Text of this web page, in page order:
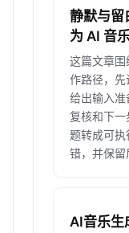
静默与留
为 AI 音
这篇文章
作路径，
给出输入
复核和下
题转成可
错，并保留
AI音乐生